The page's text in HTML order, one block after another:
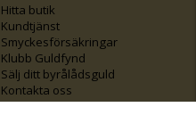
Hitta butik
Kundtjänst
Smyckesförsäkringar
Klubb Guldfynd
Sälj ditt byrålådsguld
Kontakta oss
Guide för kedjor